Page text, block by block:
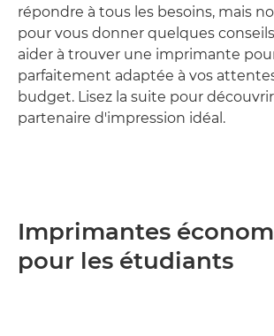
répondre à tous les besoins, mais
pour vous donner quelques
aider à trouver une imprimante
parfaitement adaptée à vos
budget. Lisez la suite pour
partenaire d'impression idéal.
Imprimantes
pour les étudiants